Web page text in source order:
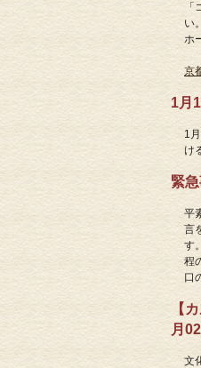
い。
ホ
京
1月
1
け
緊
平
言
す
程
口
【
月
文